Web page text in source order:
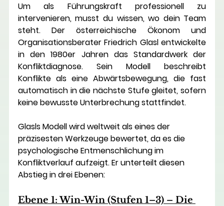
Um als Führungskraft professionell zu
intervenieren, musst du wissen, wo dein Team
steht. Der österreichische Ökonom und
Organisationsberater Friedrich Glasl entwickelte
in den 1980er Jahren das Standardwerk der
Konfliktdiagnose. Sein Modell beschreibt
Konflikte als eine Abwärtsbewegung, die fast
automatisch in die nächste Stufe gleitet, sofern
keine bewusste Unterbrechung stattfindet.
Glasls Modell wird weltweit als eines der
präzisesten Werkzeuge bewertet, da es die
psychologische Entmenschlichung im
Konfliktverlauf aufzeigt. Er unterteilt diesen
Abstieg in drei Ebenen:
Ebene 1: Win-Win (Stufen 1–3) – Die